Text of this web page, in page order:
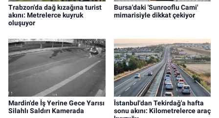
Trabzon'da dağ kızağına turist
akını: Metrelerce kuyruk
oluşuyor
Bursa'daki 'Sunrooflu Cami'
mimarisiyle dikkat çekiyor
Mardin'de İş Yerine Gece Yarısı
Silahlı Saldırı Kamerada
İstanbul'dan Tekirdağ'a hafta
sonu akını: Kilometrelerce araç